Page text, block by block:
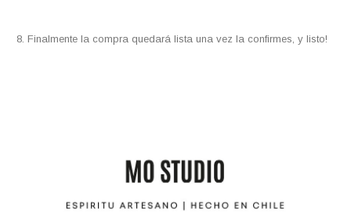
Finalmente la compra quedará lista una vez la confirmes, y listo!